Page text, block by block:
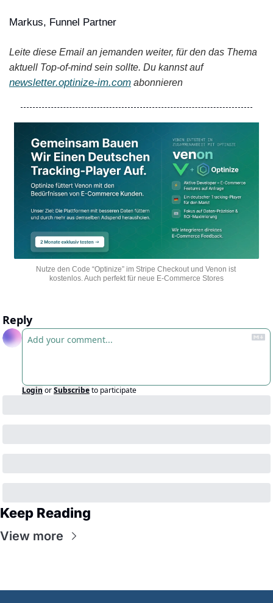
Markus, Funnel Partner
Leite diese Email an jemanden weiter, für den das Thema
aktuell Top-of-mind sein sollte. Du kannst auf
newsletter.optinize-im.com abonnieren
Nutze den Code “Optinize” im Stripe Checkout und Venon ist
kostenlos. Auch perfekt für neue E-Commerce Stores
Reply
Login orSubscribeto participate
Keep Reading
View more